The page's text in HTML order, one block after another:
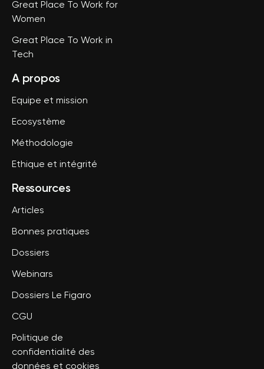
Great Place To Work for
Women
Great Place To Work in
Tech
A propos
Equipe et mission
Ecosystème
Méthodologie
Ethique et intégrité
Ressources
Articles
Bonnes pratiques
Dossiers
Webinars
Dossiers Le Figaro
CGU
Politique de
confidentialité des
données et cookies